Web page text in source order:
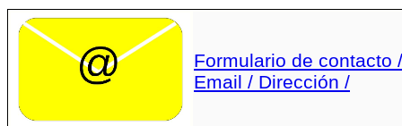
Formulario de contacto /
Email / Dirección /